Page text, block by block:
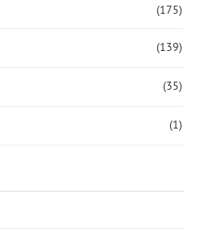
(175)
(139)
(35)
(1)